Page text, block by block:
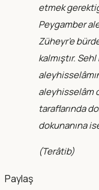
etmek
Peygamber
Züheyr’e
kalmıştır.
aleyhisselâm
taraflarında
dokunanına
(Terâtib)
Paylaş